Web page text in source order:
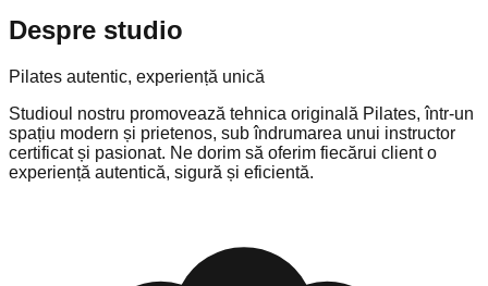
Despre studio
Pilates autentic, experiență unică
Studioul nostru promovează tehnica originală Pilates, într-un
spațiu modern și prietenos, sub îndrumarea unui instructor
certificat și pasionat. Ne dorim să oferim fiecărui client o
experiență autentică, sigură și eficientă.